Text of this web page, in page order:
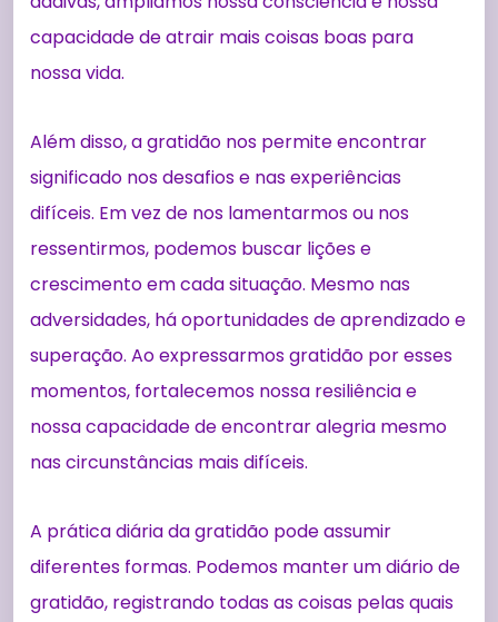
capacidade de atrair mais coisas boas para
nossa vida.
Além disso, a gratidão nos permite encontrar
significado nos desafios e nas experiências
difíceis. Em vez de nos lamentarmos ou nos
ressentirmos, podemos buscar lições e
crescimento em cada situação. Mesmo nas
adversidades, há oportunidades de aprendizado e
superação. Ao expressarmos gratidão por esses
momentos, fortalecemos nossa resiliência e
nossa capacidade de encontrar alegria mesmo
nas circunstâncias mais difíceis.
A prática diária da gratidão pode assumir
diferentes formas. Podemos manter um diário de
gratidão, registrando todas as coisas pelas quais